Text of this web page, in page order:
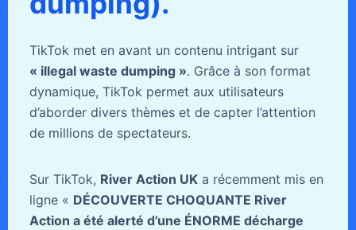
TikTok met en avant un contenu intrigant sur
« illegal waste dumping ». Grâce à son format
dynamique, TikTok permet aux utilisateurs
d’aborder divers thèmes et de capter l’attention
de millions de spectateurs.
Sur TikTok, River Action UKa récemment mis en
ligne « DÉCOUVERTE CHOQUANTE River
Action a été alerté d’une ÉNORME décharge